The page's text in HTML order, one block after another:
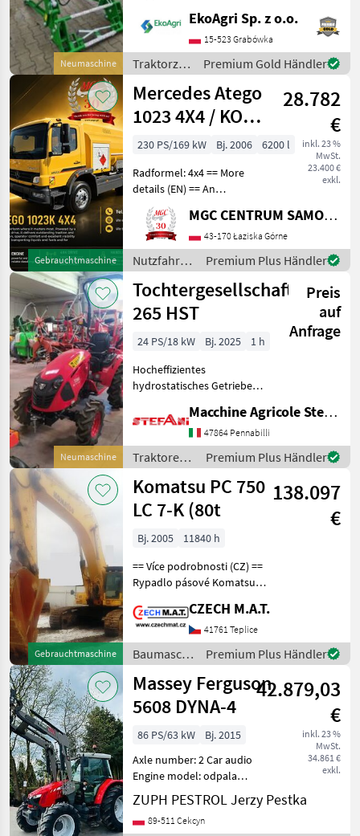
Neumaschine
Anbaukonsole, 3.
Steuerkreis Frontlader
IT1600 – leistungsstark,
robust und passgenau für
FENDT-Traktoren Der Fr
EkoAgri Sp. z o.o.
15-523 Grabówka
Traktorzubehör
/ Intertech
Premium Gold Händler
Gebrauchtmaschine
Mercedes Atego
1023 4X4 / KOBIT
/ 6200L /
SERVICED!
28.782
€
inkl. 23 %
MwSt.
23.400 €
exkl.
230 PS/169 kW Bj. 2006
6200 l
Radformel: 4x4 == More
details (EN) == An
authorized SUBARU dealer
has a unique Mercedes-
Benz for sale with 4x4 drive
and axle locks. The truck is
equipped with
MGC CENTRUM SAMOCHODOW DOSTAWCZYCH
43-170 Łaziska Górne
Nutzfahrzeuge
/ Mercedes
Premium Plus Händler
Neumaschine
Tochtergesellschaft
265 HST
Preis
auf
Anfrage
24 PS/18 kW Bj. 2025
1 h
Hocheffizientes
hydrostatisches Getriebe
stufenloser Regelung der
Fahrgeschwindigkeit vom
Stillstand bis 20, 8 km/h
vorwärts und rückwärts,
ges
Macchine Agricole Stefani Luciano
47864 Pennabilli
Traktoren /
Sonstige
Premium Plus Händler
Gebrauchtmaschine
Komatsu PC 750
LC 7-K (80t
138.097
€
Bj. 2005
11840 h
== Více podrobnosti (CZ) ==
Rypadlo pásové Komatsu
najeto 11.840 mth
hmotnost 78t ID 4421_D ==
Weitere Informationen (DE)
== Komats
CZECH M.A.T.
41761 Teplice
Baumaschinen
/ Komatsu
Premium Plus Händler
Massey Ferguson
5608 DYNA-4
42.879,03
€
inkl. 23 %
MwSt.
34.861 €
exkl.
86 PS/63 kW
Bj. 2015
Axle number: 2 Car audio
Engine model: odpala
dosłownie "na dotyk" i
przepięknie --- Stan:
Używany - bardzo dobry
ZUPH PESTROL Jerzy Pestka
89-511 Cekcyn